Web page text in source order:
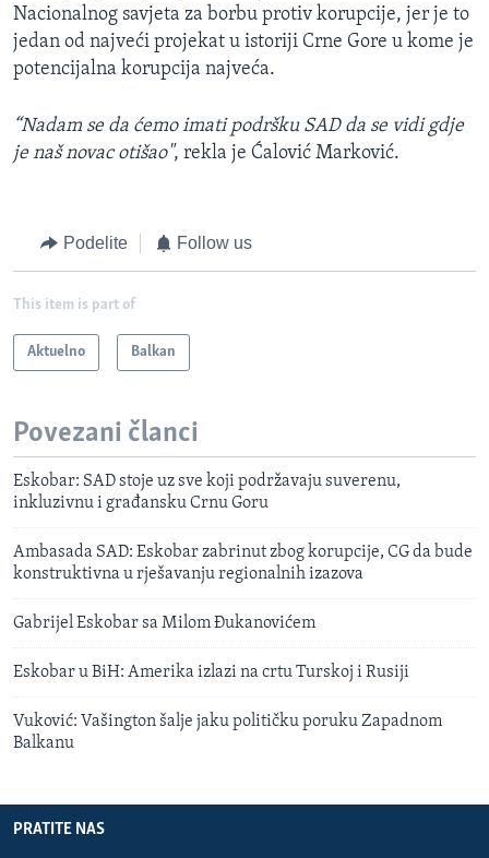
Nacionalnog savjeta za borbu protiv korupcije, jer je to
jedan od najveći projekat u istoriji Crne Gore u kome je
potencijalna korupcija najveća.
“Nadam se da ćemo imati podršku SAD da se vidi gdje
je naš novac otišao", rekla je Ćalović Marković.
Podelite Follow us
This item is part of
Aktuelno Balkan
Povezani članci
Eskobar: SAD stoje uz sve koji podržavaju suverenu,
inkluzivnu i građansku Crnu Goru
Ambasada SAD: Eskobar zabrinut zbog korupcije, CG da bude
konstruktivna u rješavanju regionalnih izazova
Gabrijel Eskobar sa Milom Đukanovićem
Eskobar u BiH: Amerika izlazi na crtu Turskoj i Rusiji
Vuković: Vašington šalje jaku političku poruku Zapadnom
Balkanu
PRATITE NAS